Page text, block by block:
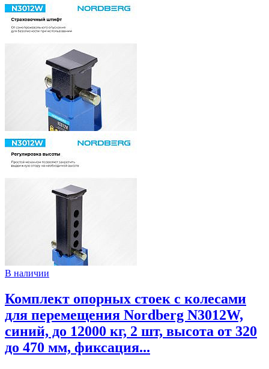
В наличии
Комплект опорных стоек c колесами
для перемещения Nordberg N3012W,
синий, до 12000 кг, 2 шт, высота от 320
до 470 мм, фиксация...